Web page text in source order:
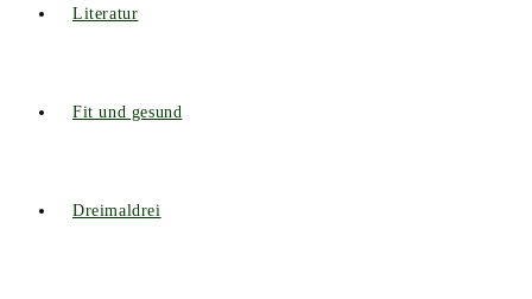
Literatur
Fit und gesund
Dreimaldrei